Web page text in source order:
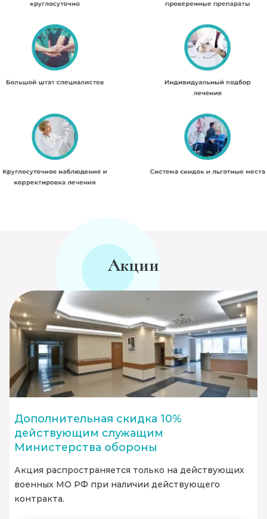
Акции
Дополнительная скидка 10%
действующим служащим
Министерства обороны
Акция распространяется только на действующих
военных МО РФ при наличии действующего
контракта.